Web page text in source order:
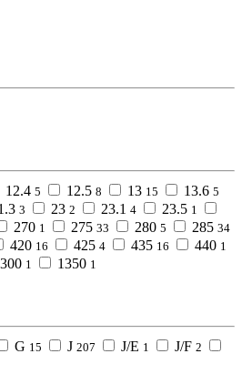
12.4 5 12.5 8 13 15 13.6 5
3 23 2 23.1 4 23.5 1
270 1 275 33 280 5 285 34
420 16 425 4 435 16 440 1
1 1350 1
G 15 J 207 J/E 1 J/F 2